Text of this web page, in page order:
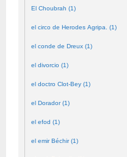
El Choubrah (1)
el circo de Herodes Agripa. (1)
el conde de Dreux (1)
el divorcio (1)
el doctro Clot-Bey (1)
el Dorador (1)
el efod (1)
el emir Béchir (1)